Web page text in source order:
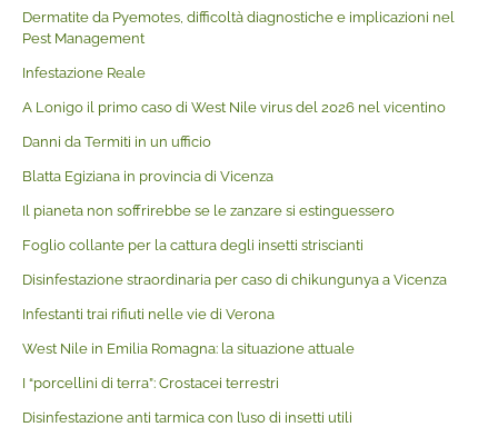
Dermatite da Pyemotes, difficoltà diagnostiche e implicazioni nel
Pest Management
Infestazione Reale
A Lonigo il primo caso di West Nile virus del 2026 nel vicentino
Danni da Termiti in un ufficio
Blatta Egiziana in provincia di Vicenza
Il pianeta non soffrirebbe se le zanzare si estinguessero
Foglio collante per la cattura degli insetti striscianti
Disinfestazione straordinaria per caso di chikungunya a Vicenza
Infestanti trai rifiuti nelle vie di Verona
West Nile in Emilia Romagna: la situazione attuale
I “porcellini di terra”: Crostacei terrestri
Disinfestazione anti tarmica con l’uso di insetti utili